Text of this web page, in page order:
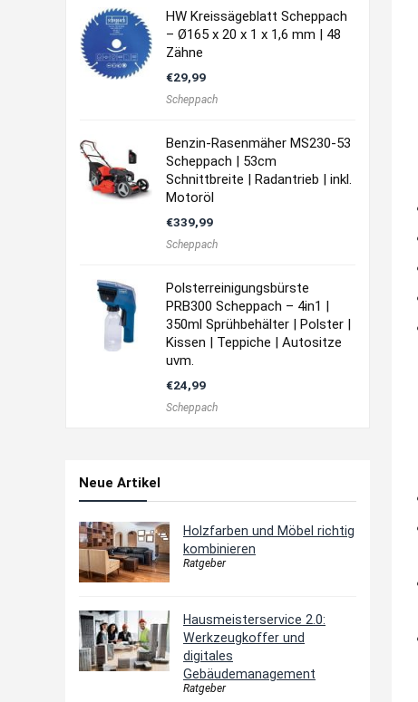
HW Kreissägeblatt Scheppach
– Ø165 x 20 x 1 x 1,6 mm | 48
Zähne
€29,99
Scheppach
Benzin-Rasenmäher MS230-53
Scheppach | 53cm
Schnittbreite | Radantrieb | inkl.
Motoröl
€339,99
Scheppach
Polsterreinigungsbürste
PRB300 Scheppach – 4in1 |
350ml Sprühbehälter | Polster |
Kissen | Teppiche | Autositze
uvm.
€24,99
Scheppach
Neue Artikel
Holzfarben und Möbel richtig
kombinieren
Ratgeber
Hausmeisterservice 2.0:
Werkzeugkoffer und
digitales
Gebäudemanagement
Ratgeber